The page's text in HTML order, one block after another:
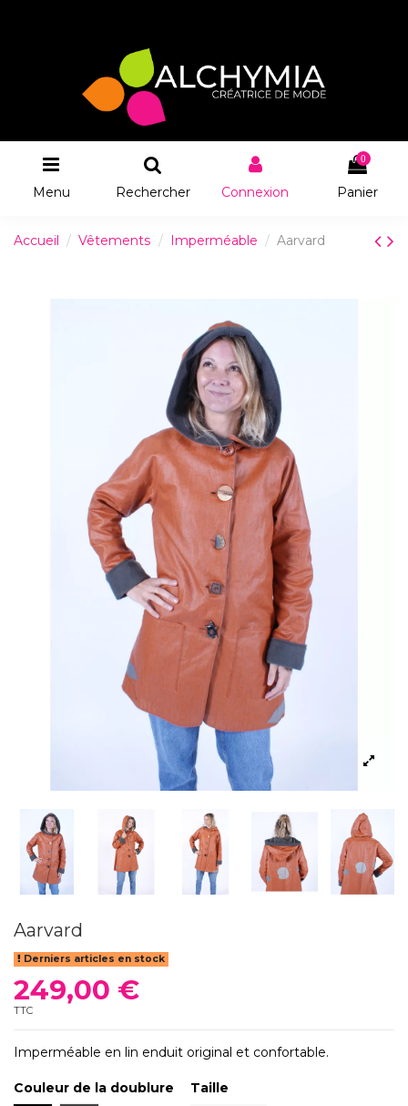
Menu Rechercher Connexion
0
Panier
Accueil Vêtements Imperméable Aarvard
Aarvard
Derniers articles en stock
249,00 €
TTC
Imperméable en lin enduit original et confortable.
Couleur de la doublure Taille